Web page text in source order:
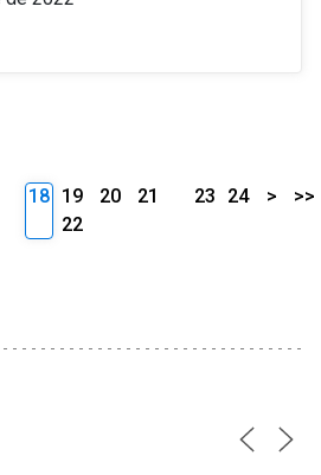
18 19 20
21
22
23 24 > >>